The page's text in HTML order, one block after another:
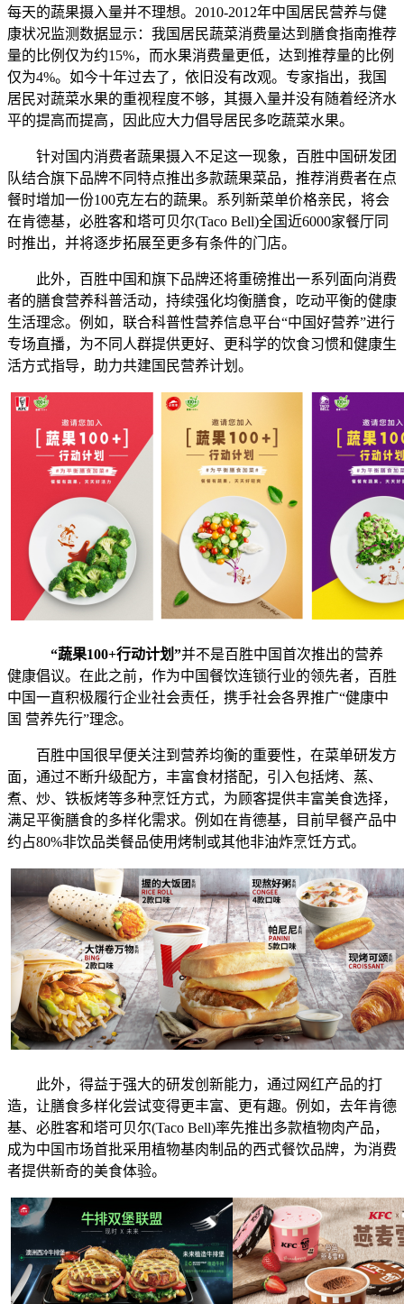
每天的蔬果摄入量并不理想。2010-2012年中国居民营养与健
康状况监测数据显示：我国居民蔬菜消费量达到膳食指南推荐
量的比例仅为约15%，而水果消费量更低，达到推荐量的比例
仅为4%。如今十年过去了，依旧没有改观。专家指出，我国
居民对蔬菜水果的重视程度不够，其摄入量并没有随着经济水
平的提高而提高，因此应大力倡导居民多吃蔬菜水果。
针对国内消费者蔬果摄入不足这一现象，百胜中国研发团
队结合旗下品牌不同特点推出多款蔬果菜品，推荐消费者在点
餐时增加一份100克左右的蔬果。系列新菜单价格亲民，将会
在肯德基，必胜客和塔可贝尔(Taco Bell)全国近6000家餐厅同
时推出，并将逐步拓展至更多有条件的门店。
此外，百胜中国和旗下品牌还将重磅推出一系列面向消费
者的膳食营养科普活动，持续强化均衡膳食，吃动平衡的健康
生活理念。例如，联合科普性营养信息平台“中国好营养”进行
专场直播，为不同人群提供更好、更科学的饮食习惯和健康生
活方式指导，助力共建国民营养计划。
“蔬果100+行动计划”并不是百胜中国首次推出的营养
健康倡议。在此之前，作为中国餐饮连锁行业的领先者，百胜
中国一直积极履行企业社会责任，携手社会各界推广“健康中
国 营养先行”理念。
百胜中国很早便关注到营养均衡的重要性，在菜单研发方
面，通过不断升级配方，丰富食材搭配，引入包括烤、蒸、
煮、炒、铁板烤等多种烹饪方式，为顾客提供丰富美食选择，
满足平衡膳食的多样化需求。例如在肯德基，目前早餐产品中
约占80%非饮品类餐品使用烤制或其他非油炸烹饪方式。
此外，得益于强大的研发创新能力，通过网红产品的打
造，让膳食多样化尝试变得更丰富、更有趣。例如，去年肯德
基、必胜客和塔可贝尔(Taco Bell)率先推出多款植物肉产品，
成为中国市场首批采用植物基肉制品的西式餐饮品牌，为消费
者提供新奇的美食体验。